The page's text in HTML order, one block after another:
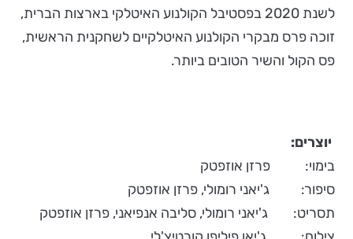
לשנת 2020 בפסטיבל הקולנוע האיטלקי בארצות הברית,
זוכה פרס מבקרי הקולנוע האיטלקיים לשחקנית הראשית,
פס הקול והשיר הטובים ביותר.
יוצרים:
בימוי: פרזן אוזפטק
סיפור: ג'יאני רומולי, פרזן אוזפטק
תסריט: ג'יאני רומולי, סליבה אנפיאני, פרזן אוזפטק